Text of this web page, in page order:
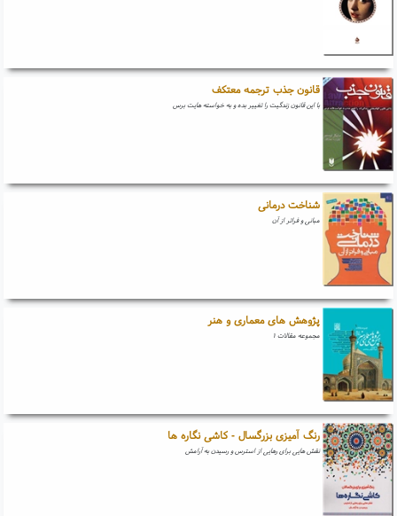
قانون جذب ترجمه معتکف
با این قانون زندگیت را تغییر بده و به خواسته هایت برس
شناخت درمانی
مبانی و فراتر از آن
پژوهش های معماری و هنر
مجموعه مقالات ۱
رنگ آمیزی بزرگسال - کاشی نگاره ها
نقش هایی برای رهایی از استرس و رسیدن به آرامش